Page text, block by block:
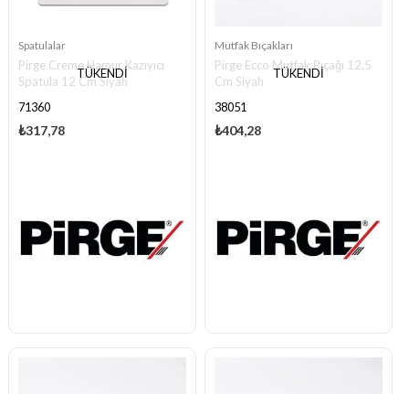
TÜKENDI
Spatulalar
Pirge Creme Hamur Kazıyıcı
Spatula 12 Cm Siyah
71360
₺317,78
TÜKENDI
Mutfak Bıçakları
Pirge Ecco Mutfak Bıçağı 12,5
Cm Siyah
38051
₺404,28